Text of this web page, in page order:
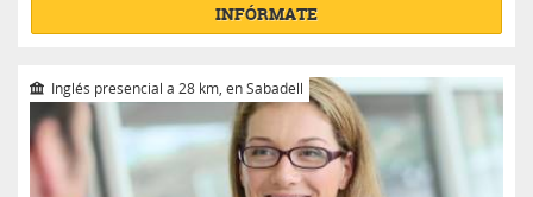
INFÓRMATE
Inglés presencial a 28 km, en Sabadell